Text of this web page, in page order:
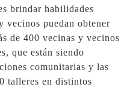
brindar habilidades
vecinos puedan obtener
de 400 vecinas y vecinos
que están siendo
comunitarias y las
talleres en distintos